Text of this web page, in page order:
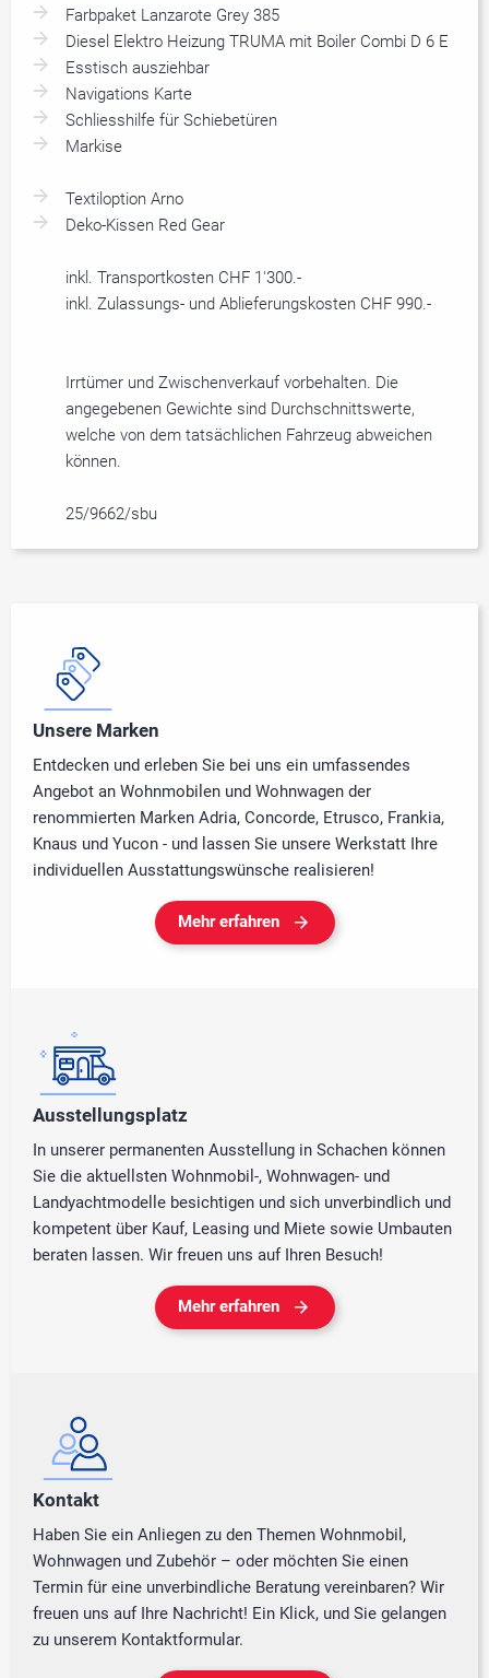
Farbpaket Lanzarote Grey 385
Diesel Elektro Heizung TRUMA mit Boiler Combi D 6 E
Esstisch ausziehbar
Navigations Karte
Schliesshilfe für Schiebetüren
Markise
Textiloption Arno
Deko-Kissen Red Gear
inkl. Transportkosten CHF 1'300.-
inkl. Zulassungs- und Ablieferungskosten CHF 990.-
Irrtümer und Zwischenverkauf vorbehalten. Die
angegebenen Gewichte sind Durchschnittswerte,
welche von dem tatsächlichen Fahrzeug abweichen
können.
25/9662/sbu
Unsere Marken
Entdecken und erleben Sie bei uns ein umfassendes
Angebot an Wohnmobilen und Wohnwagen der
renommierten Marken Adria, Concorde, Etrusco, Frankia,
Knaus und Yucon - und lassen Sie unsere Werkstatt Ihre
individuellen Ausstattungswünsche realisieren!
Mehr erfahren
Ausstellungsplatz
In unserer permanenten Ausstellung in Schachen können
Sie die aktuellsten Wohnmobil-, Wohnwagen- und
Landyachtmodelle besichtigen und sich unverbindlich und
kompetent über Kauf, Leasing und Miete sowie Umbauten
beraten lassen. Wir freuen uns auf Ihren Besuch!
Mehr erfahren
Kontakt
Haben Sie ein Anliegen zu den Themen Wohnmobil,
Wohnwagen und Zubehör – oder möchten Sie einen
Termin für eine unverbindliche Beratung vereinbaren? Wir
freuen uns auf Ihre Nachricht! Ein Klick, und Sie gelangen
zu unserem Kontaktformular.